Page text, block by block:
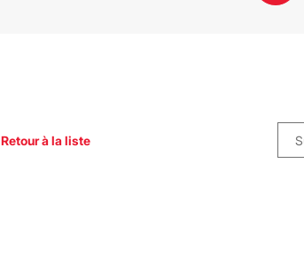
Retour à la liste